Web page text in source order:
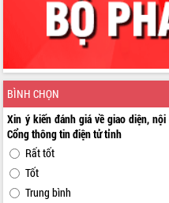
BÌNH CHỌN
Xin ý kiến đánh giá về giao diện,
Cổng thông tin điện tử tỉnh
Rất tốt
Tốt
Trung bình